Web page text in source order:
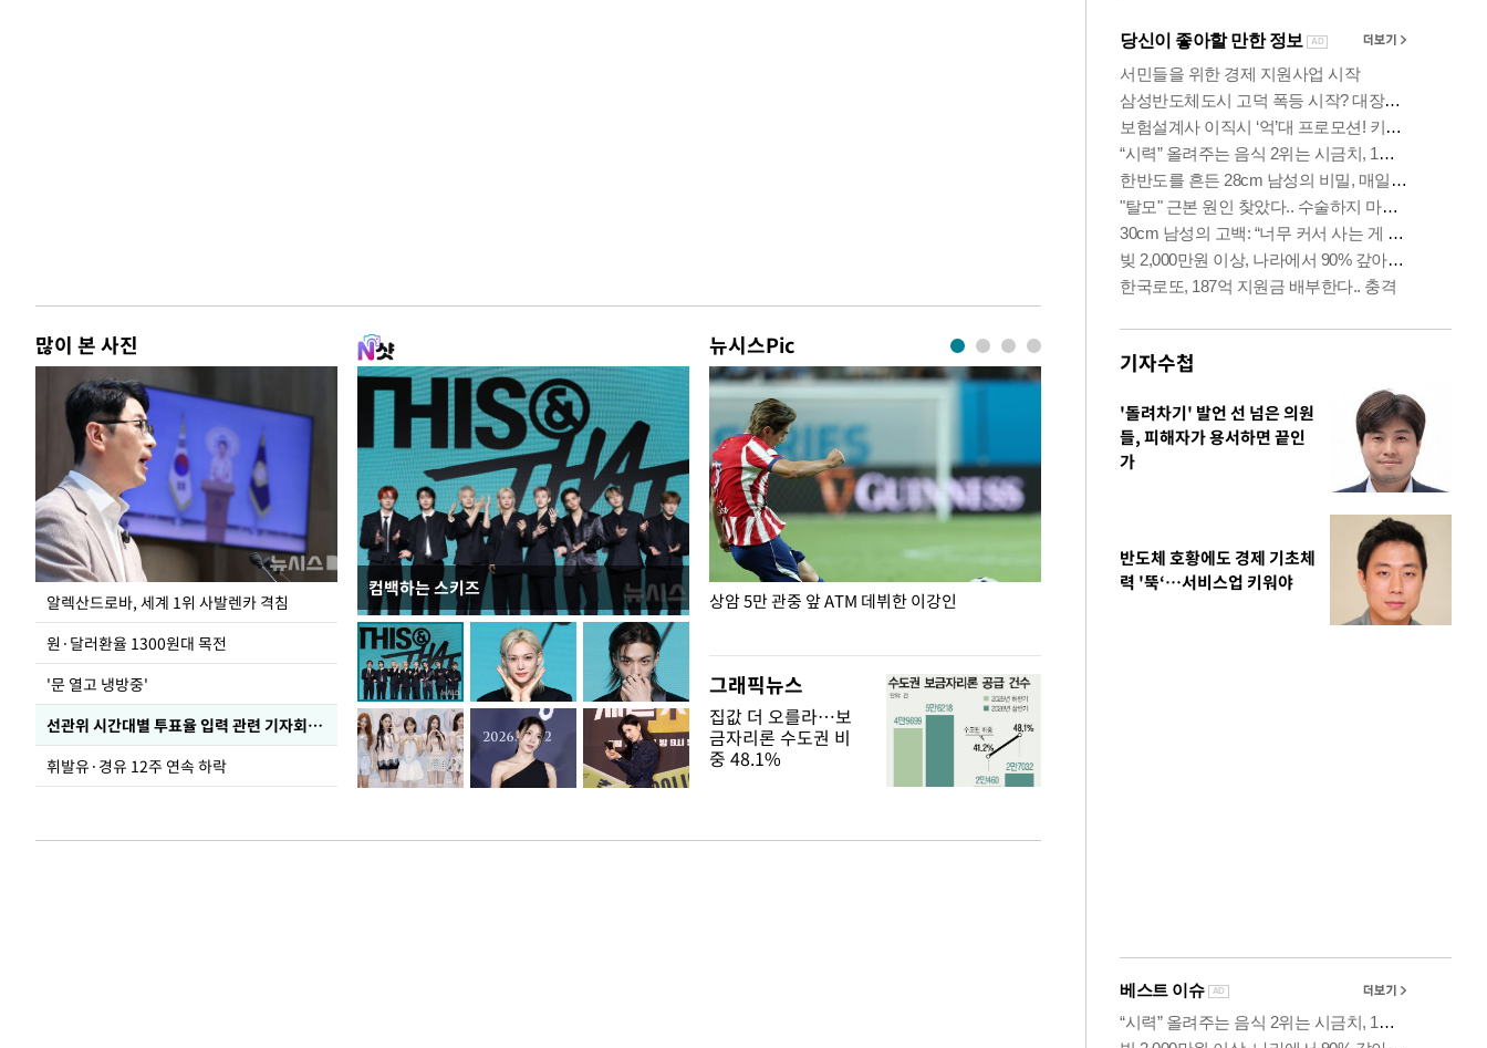
많이 본 사진
알렉산드로바, 세계 1위 사발렌카 격침
원·달러환율 1300원대 목전
'문 열고 냉방중'
선관위 시간대별 투표율 입력 관련 기자회견하는 주진우 의원
휘발유·경유 12주 연속 하락
컴백하는 스키즈
뉴시스Pic
폭염 속 주말 풍경은? 상암 5만 관중 앞 ATM 데뷔한 이강인
용산·강남·서
공급대책 윤곽
그래픽뉴스
집값 더 오를라…보
금자리론 수도권 비
중 48.1%
기자수첩
'돌려차기' 발언 선 넘은 의원
들, 피해자가 용서하면 끝인
가
반도체 호황에도 경제 기초체
력 '뚝‘…서비스업 키워야